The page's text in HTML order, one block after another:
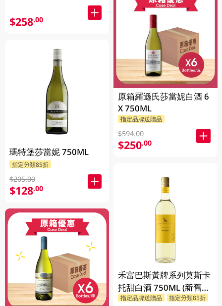
$258.00
瑪特堡莎當妮 750ML
指定分類85折
$205.00
$128.00
原箱羅遜氏莎當妮白酒 6
X 750ML
指定品牌送贈品
$594.00
$250.00
禾富巴斯黃牌系列莫斯卡
托甜白酒 750ML (新舊包
裝隨機發貨)
指定品牌送贈品 指定分類85折